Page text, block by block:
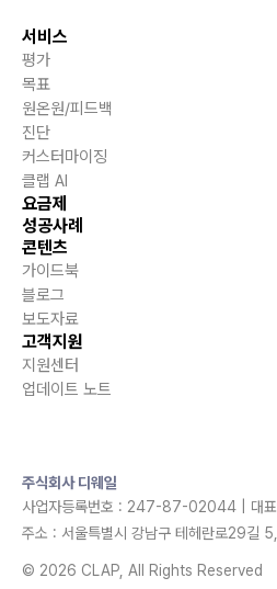
서비스
평가
목표
원온원/피드백
진단
커스터마이징
클랩 AI
요금제
성공사례
콘텐츠
가이드북
블로그
보도자료
고객지원
지원센터
업데이트 노트
주식회사 디웨일
사업자등록번호 : 247-87-02044 | 대표
주소 : 서울특별시 강남구 테헤란로29길
© 2026 CLAP, All Rights Reserved